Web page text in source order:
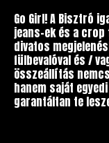
Go Girl! A Bisztró
jeans-ek és a crop
divatos
fülbevalóval és /
összeállítás
hanem saját
garantáltan te